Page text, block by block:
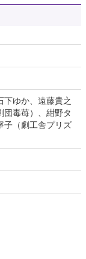
下ゆか、遠藤貴之
団毒苺）、紺野タ
子（劇工舎プリズ